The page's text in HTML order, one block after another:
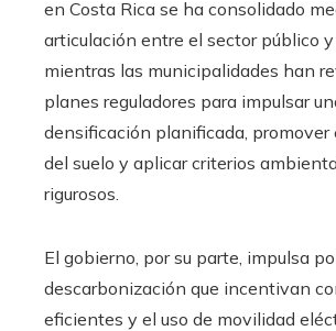
en Costa Rica se ha consolidado
articulación entre el sector público y
mientras las municipalidades han
planes reguladores para impulsar
densificación planificada, promover
del suelo y aplicar criterios
rigurosos.
El gobierno, por su parte, impulsa
descarbonización que incentivan
eficientes y el uso de movilidad